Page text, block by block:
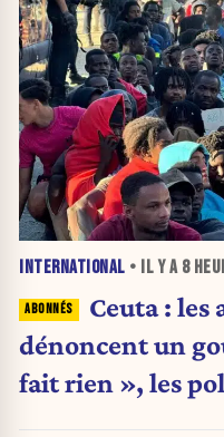
INTERNATIONAL • IL Y A 8
Ceuta : les
dénoncent un
fait rien », les